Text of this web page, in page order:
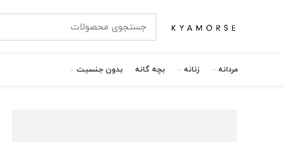
مردانه زنانه بچه گانه بدون جنسیت